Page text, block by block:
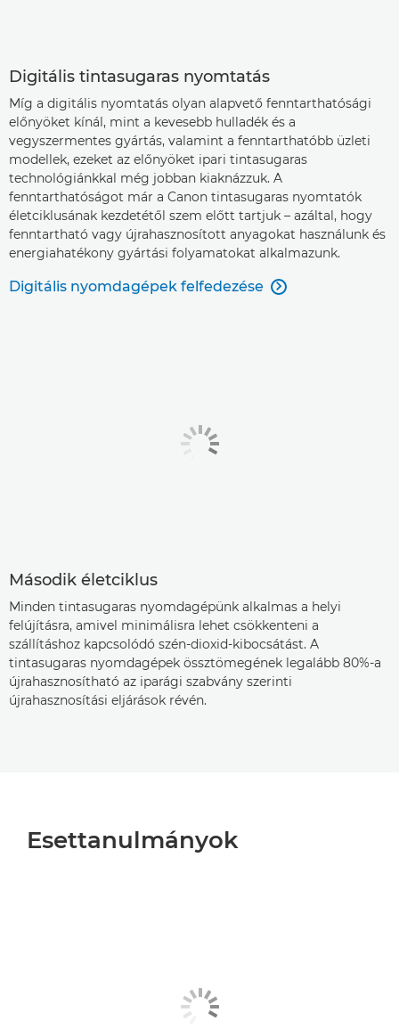
Digitális tintasugaras nyomtatás
Míg a digitális nyomtatás olyan alapvető fenntarthatósági
előnyöket kínál, mint a kevesebb hulladék és a
vegyszermentes gyártás, valamint a fenntarthatóbb üzleti
modellek, ezeket az előnyöket ipari tintasugaras
technológiánkkal még jobban kiaknázzuk. A
fenntarthatóságot már a Canon tintasugaras nyomtatók
életciklusának kezdetétől szem előtt tartjuk – azáltal, hogy
fenntartható vagy újrahasznosított anyagokat használunk és
energiahatékony gyártási folyamatokat alkalmazunk.
Digitális nyomdagépek felfedezése 
Második életciklus
Minden tintasugaras nyomdagépünk alkalmas a helyi
felújításra, amivel minimálisra lehet csökkenteni a
szállításhoz kapcsolódó szén-dioxid-kibocsátást. A
tintasugaras nyomdagépek össztömegének legalább 80%-a
újrahasznosítható az iparági szabvány szerinti
újrahasznosítási eljárások révén.
Esettanulmányok